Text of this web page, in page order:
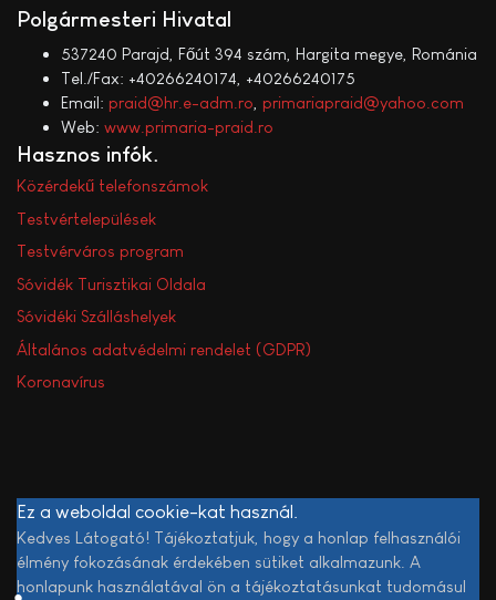
Polgármesteri Hivatal
537240 Parajd, Főút 394 szám, Hargita megye, Románia
Tel./Fax: +40266240174, +40266240175
Email: praid@hr.e-adm.ro primariapraid@yahoo.com
Web: www.primaria-praid.ro
Hasznos infók
Közérdekű telefonszámok
Testvértelepülések
Testvérváros program
Sóvidék Turisztikai Oldala
Sóvidéki Szálláshelyek
Általános adatvédelmi rendelet (GDPR)
Koronavírus
Ez a weboldal cookie-kat használ.
Kedves Látogató! Tájékoztatjuk, hogy a honlap felhasználói
élmény fokozásának érdekében sütiket alkalmazunk. A
honlapunk használatával ön a tájékoztatásunkat tudomásul